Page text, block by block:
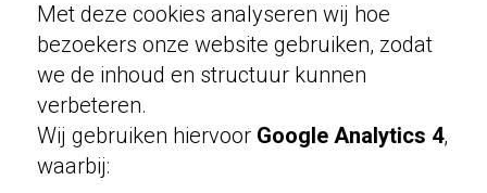
Met deze cookies analyseren wij hoe
bezoekers onze website gebruiken, zodat
we de inhoud en structuur kunnen
verbeteren.
Wij gebruiken hiervoor Google Analytics 4,
waarbij: